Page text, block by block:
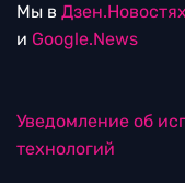
Мы в Дзен.Новостях
и Google.News
Уведомление об
технологий